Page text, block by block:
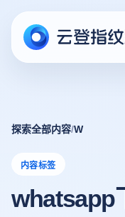
探索全部内容/W
内容标签
whatsapp